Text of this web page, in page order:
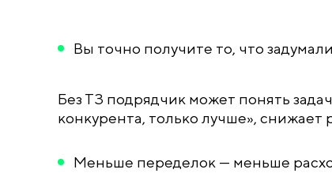
Вы точно получите то, что задумали
Без ТЗ подрядчик может понять
конкурента, только лучше»,
Меньше переделок — меньше